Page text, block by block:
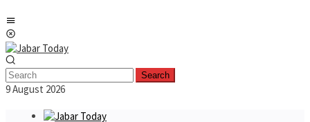
to
content
Search
9 August 2026